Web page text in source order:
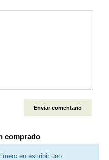
comprado
en escribir uno